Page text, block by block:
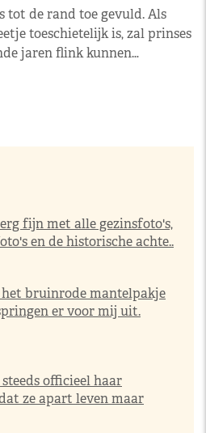
tot de rand toe gevuld. Als
toeschietelijk is, zal prinses
jaren flink kunnen…
fijn met alle gezinsfoto's,
en de historische achte..
bruinrode mantelpakje
er voor mij uit.
officieel haar
ze apart leven maar